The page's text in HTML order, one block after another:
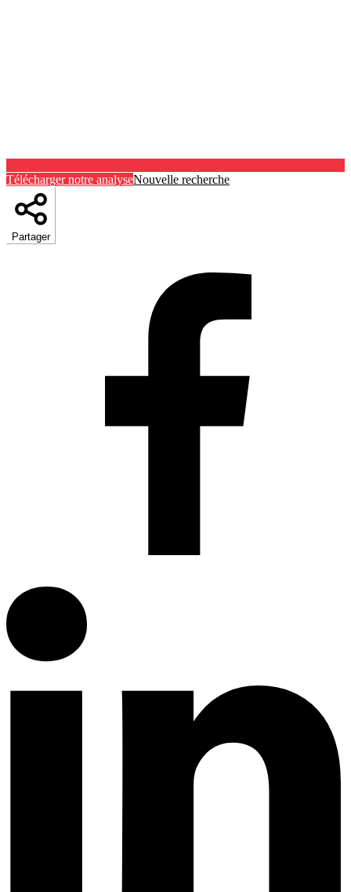
Télécharger notre analyseNouvelle recherche
Partager